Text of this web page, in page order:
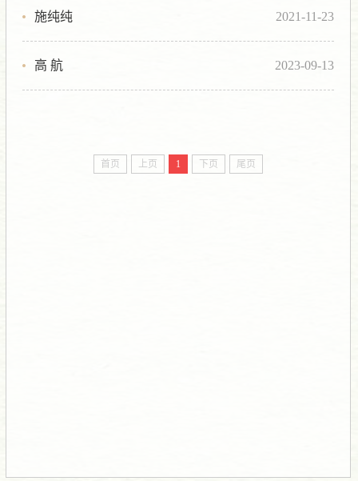
施纯纯 2021-11-23
高 航 2023-09-13
首页 上页 1 下页 尾页